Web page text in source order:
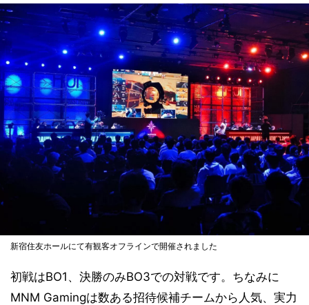
新宿住友ホールにて有観客オフラインで開催されました
初戦はBO1、決勝のみBO3での対戦です。ちなみに
MNM Gamingは数ある招待候補チームから人気、実力